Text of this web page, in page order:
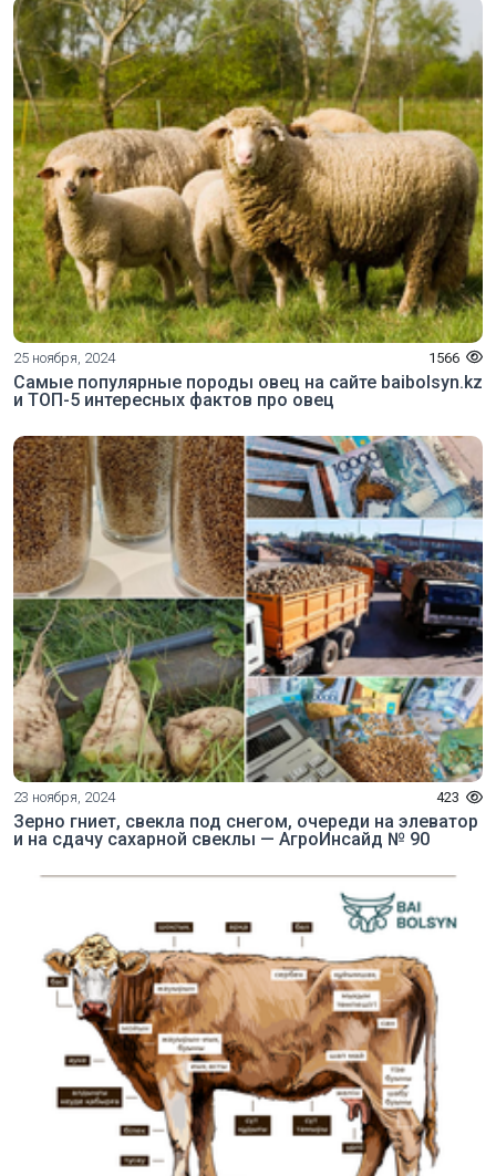
25 ноября, 2024 1566
Самые популярные породы овец на сайте baibolsyn.kz
и ТОП-5 интересных фактов про овец
23 ноября, 2024 423
Зерно гниет, свекла под снегом, очереди на элеватор
и на сдачу сахарной свеклы — АгроИнсайд № 90